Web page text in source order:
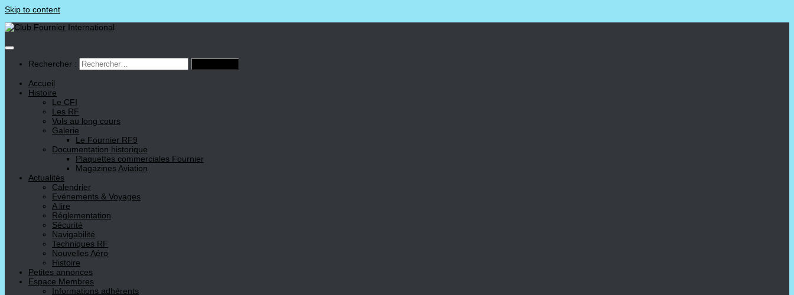
Skip to content
Rechercher :
Accueil
Histoire
Le CFI
Les RF
Vols au long cours
Galerie
Le Fournier RF9
Documentation historique
Plaquettes commerciales Fournier
Magazines Aviation
Actualités
Calendrier
Evénements & Voyages
A lire
Réglementation
Sécurité
Navigabilité
Techniques RF
Nouvelles Aéro
Histoire
Petites annonces
Espace Membres
Informations adhérents